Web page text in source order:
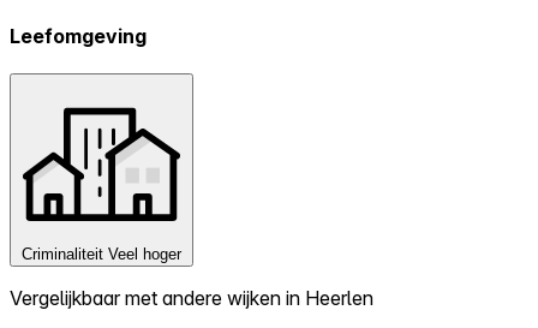
Leefomgeving
Criminaliteit Veel hoger
Vergelijkbaar met andere wijken in Heerlen